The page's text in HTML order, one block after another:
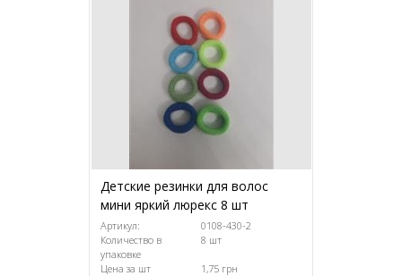
Детские резинки для волос
мини яркий люрекс 8 шт
Артикул:
0108-430-2
Количество в
упаковке
8 шт
Цена за шт 1,75 грн